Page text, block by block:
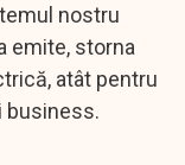
nostru
emite, storna
atât pentru
business.